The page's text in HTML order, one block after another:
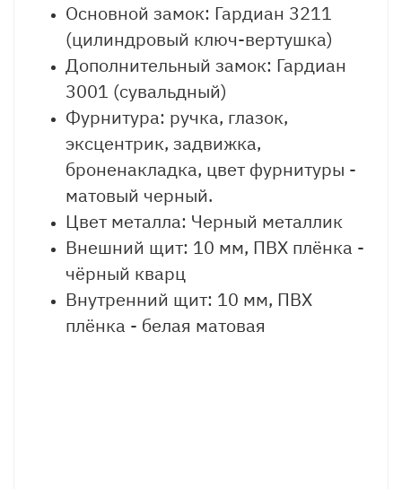
Основной замок: Гардиан 3211
(цилиндровый ключ-вертушка)
Дополнительный замок: Гардиан
3001 (сувальдный)
Фурнитура: ручка, глазок,
эксцентрик, задвижка,
броненакладка, цвет фурнитуры -
матовый черный.
Цвет металла: Черный металлик
Внешний щит: 10 мм, ПВХ плёнка -
чёрный кварц
Внутренний щит: 10 мм, ПВХ
плёнка - белая матовая